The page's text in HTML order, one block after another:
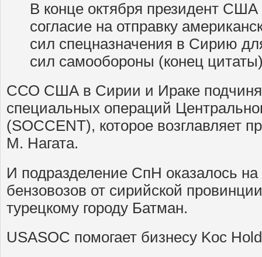
В конце октября президент
согласие на отправку
сил спецназначения в Сирию
сил самообороны (конец
ССО США в Сирии и Ираке
специальных операций
(SOCCENT), которое возглавляет
М. Нагата.
И подразделение СпН оказалось
бензовозов от сирийской
турецкому городу Батман.
USASOC помогает бизнесу Koc